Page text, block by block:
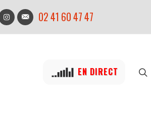
02 41 60 47 47
EN DIRECT